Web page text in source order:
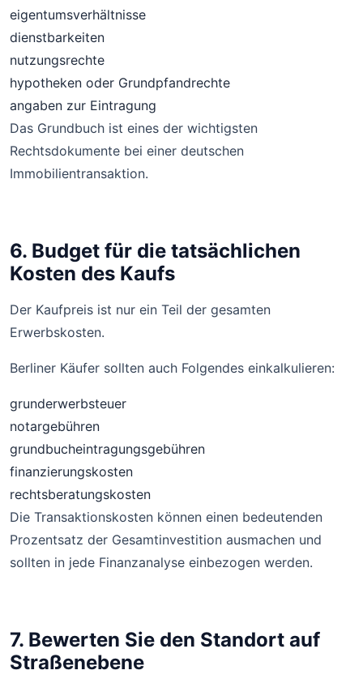
eigentumsverhältnisse
dienstbarkeiten
nutzungsrechte
hypotheken oder Grundpfandrechte
angaben zur Eintragung
Das Grundbuch ist eines der wichtigsten
Rechtsdokumente bei einer deutschen
Immobilientransaktion.
6. Budget für die tatsächlichen
Kosten des Kaufs
Der Kaufpreis ist nur ein Teil der gesamten
Erwerbskosten.
Berliner Käufer sollten auch Folgendes einkalkulieren:
grunderwerbsteuer
notargebühren
grundbucheintragungsgebühren
finanzierungskosten
rechtsberatungskosten
Die Transaktionskosten können einen bedeutenden
Prozentsatz der Gesamtinvestition ausmachen und
sollten in jede Finanzanalyse einbezogen werden.
7. Bewerten Sie den Standort auf
Straßenebene